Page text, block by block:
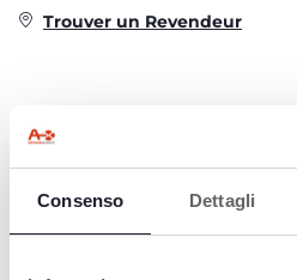
Consenso Dettagli
Trouver un Revendeur